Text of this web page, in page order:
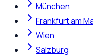
München
Frankfurt am
Wien
Salzburg